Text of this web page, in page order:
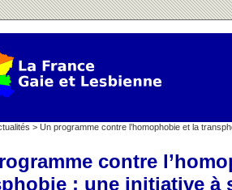
> Un programme contre l’homophobie et la
contre
: une initiative à